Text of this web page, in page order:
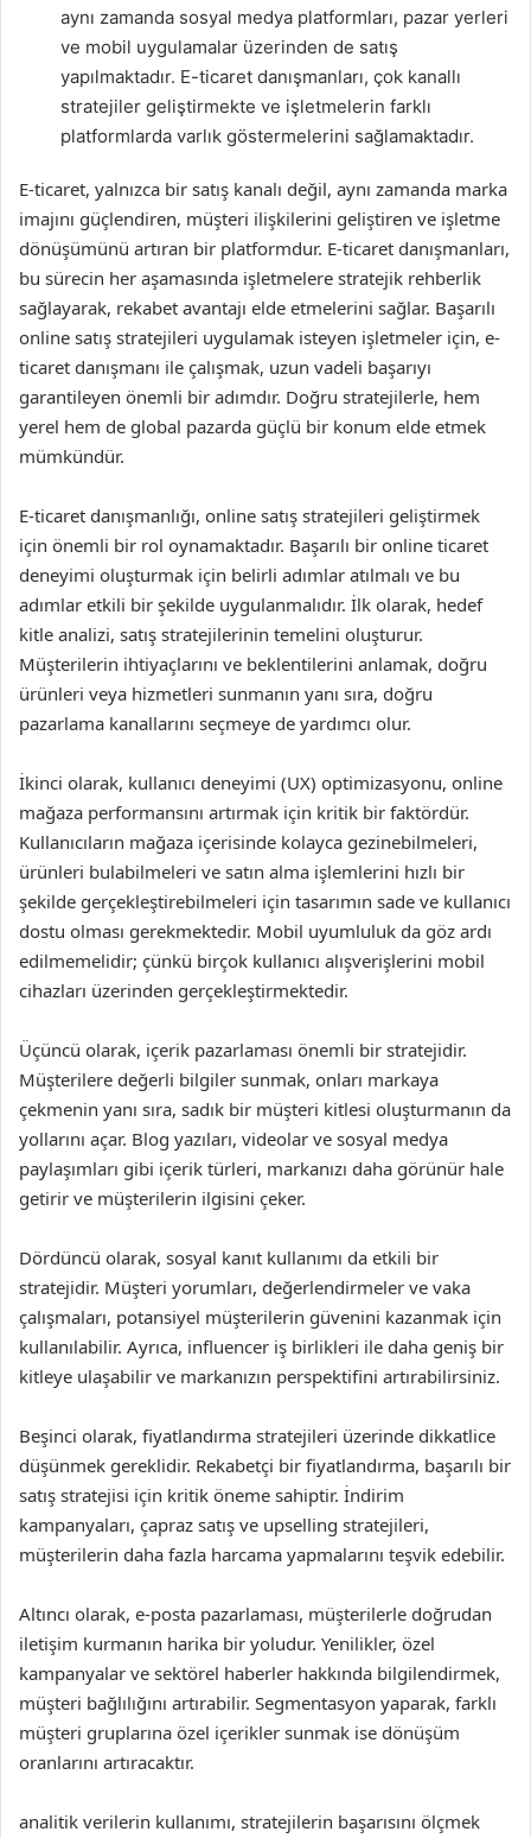
aynı zamanda sosyal medya platformları, pazar yerleri
ve mobil uygulamalar üzerinden de satış
yapılmaktadır. E-ticaret danışmanları, çok kanallı
stratejiler geliştirmekte ve işletmelerin farklı
platformlarda varlık göstermelerini sağlamaktadır.
E-ticaret, yalnızca bir satış kanalı değil, aynı zamanda marka
imajını güçlendiren, müşteri ilişkilerini geliştiren ve işletme
dönüşümünü artıran bir platformdur. E-ticaret danışmanları,
bu sürecin her aşamasında işletmelere stratejik rehberlik
sağlayarak, rekabet avantajı elde etmelerini sağlar. Başarılı
online satış stratejileri uygulamak isteyen işletmeler için, e-
ticaret danışmanı ile çalışmak, uzun vadeli başarıyı
garantileyen önemli bir adımdır. Doğru stratejilerle, hem
yerel hem de global pazarda güçlü bir konum elde etmek
mümkündür.
E-ticaret danışmanlığı, online satış stratejileri geliştirmek
için önemli bir rol oynamaktadır. Başarılı bir online ticaret
deneyimi oluşturmak için belirli adımlar atılmalı ve bu
adımlar etkili bir şekilde uygulanmalıdır. İlk olarak, hedef
kitle analizi, satış stratejilerinin temelini oluşturur.
Müşterilerin ihtiyaçlarını ve beklentilerini anlamak, doğru
ürünleri veya hizmetleri sunmanın yanı sıra, doğru
pazarlama kanallarını seçmeye de yardımcı olur.
İkinci olarak, kullanıcı deneyimi (UX) optimizasyonu, online
mağaza performansını artırmak için kritik bir faktördür.
Kullanıcıların mağaza içerisinde kolayca gezinebilmeleri,
ürünleri bulabilmeleri ve satın alma işlemlerini hızlı bir
şekilde gerçekleştirebilmeleri için tasarımın sade ve kullanıcı
dostu olması gerekmektedir. Mobil uyumluluk da göz ardı
edilmemelidir; çünkü birçok kullanıcı alışverişlerini mobil
cihazları üzerinden gerçekleştirmektedir.
Üçüncü olarak, içerik pazarlaması önemli bir stratejidir.
Müşterilere değerli bilgiler sunmak, onları markaya
çekmenin yanı sıra, sadık bir müşteri kitlesi oluşturmanın da
yollarını açar. Blog yazıları, videolar ve sosyal medya
paylaşımları gibi içerik türleri, markanızı daha görünür hale
getirir ve müşterilerin ilgisini çeker.
Dördüncü olarak, sosyal kanıt kullanımı da etkili bir
stratejidir. Müşteri yorumları, değerlendirmeler ve vaka
çalışmaları, potansiyel müşterilerin güvenini kazanmak için
kullanılabilir. Ayrıca, influencer iş birlikleri ile daha geniş bir
kitleye ulaşabilir ve markanızın perspektifini artırabilirsiniz.
Beşinci olarak, fiyatlandırma stratejileri üzerinde dikkatlice
düşünmek gereklidir. Rekabetçi bir fiyatlandırma, başarılı bir
satış stratejisi için kritik öneme sahiptir. İndirim
kampanyaları, çapraz satış ve upselling stratejileri,
müşterilerin daha fazla harcama yapmalarını teşvik edebilir.
Altıncı olarak, e-posta pazarlaması, müşterilerle doğrudan
iletişim kurmanın harika bir yoludur. Yenilikler, özel
kampanyalar ve sektörel haberler hakkında bilgilendirmek,
müşteri bağlılığını artırabilir. Segmentasyon yaparak, farklı
müşteri gruplarına özel içerikler sunmak ise dönüşüm
oranlarını artıracaktır.
analitik verilerin kullanımı, stratejilerin başarısını ölçmek